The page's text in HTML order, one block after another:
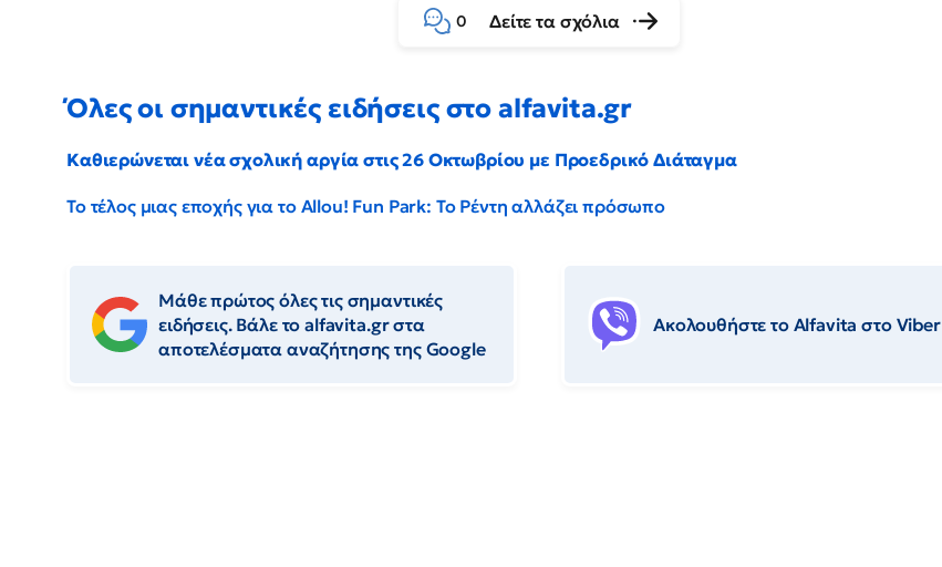
0 Δείτε τα σχόλια
Όλες οι σημαντικές ειδήσεις στο alfavita.gr
Καθιερώνεται νέα σχολική αργία στις 26 Οκτωβρίου με Προεδρικό Διάταγμα
Το τέλος μιας εποχής για το Allou! Fun Park: Το Ρέντη αλλάζει πρόσωπο
Μάθε πρώτος όλες τις σημαντικές
ειδήσεις. Βάλε το alfavita.gr στα
αποτελέσματα αναζήτησης της Google
Ακολουθήστε το Αlfavita στο Viber